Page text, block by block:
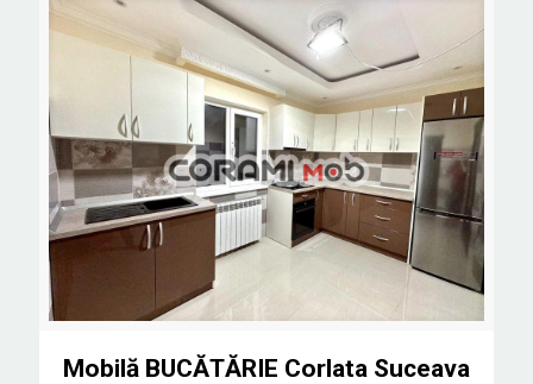
Mobilă BUCĂTĂRIE Corlata Suceava
Mobilă BUCĂTĂRIE Corlata Suceava